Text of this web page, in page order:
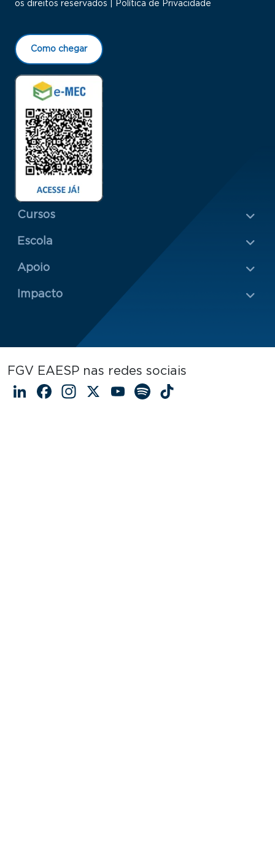
os direitos reservados | Política de Privacidade
Como chegar
Menu Rodapé 1
Cursos
Escola
Rodapé 2
Apoio
Impacto
FGV EAESP nas redes sociais
LinkedIn
Facebook
Instagram
X YouTube
Spotify